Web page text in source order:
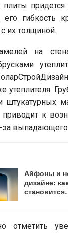
придется
гибкость
их толщиной.
на
приводит к
выпадающего
Айфоны и
дизайне: